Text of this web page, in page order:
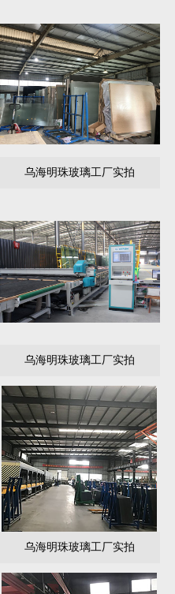
乌海明珠玻璃工厂实拍
乌海明珠玻璃工厂实拍
乌海明珠玻璃工厂实拍